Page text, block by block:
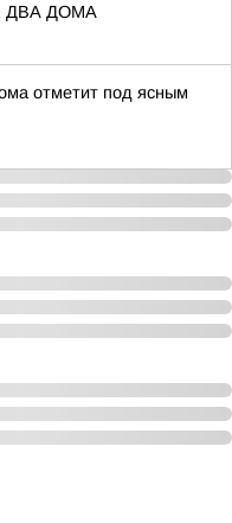
ДВА ДОМА
отметит под ясным